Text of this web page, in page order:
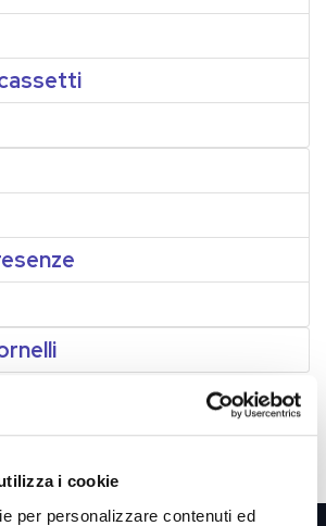
i cookie
per personalizzare contenuti ed